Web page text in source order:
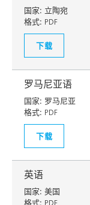
国家: 立陶宛
格式: PDF
下载
罗马尼亚语
国家: 罗马尼亚
格式: PDF
下载
英语
国家: 美国
格式: PDF